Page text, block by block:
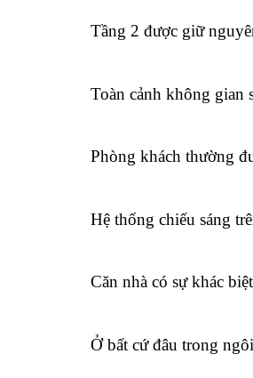
Tầng 2 được giữ
Toàn cảnh không gian
Phòng khách thường
Hệ thống chiếu sáng
Căn nhà có sự khác
Ở bất cứ đâu trong